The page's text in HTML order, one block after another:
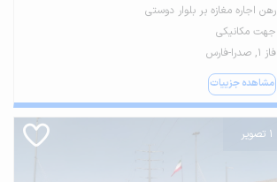
رهن اجاره مغازه بر بلوار دوستی
جهت مکانیکی
فاز ۱, صدرا-فارس
مشاهده جزییات
1 تصویر